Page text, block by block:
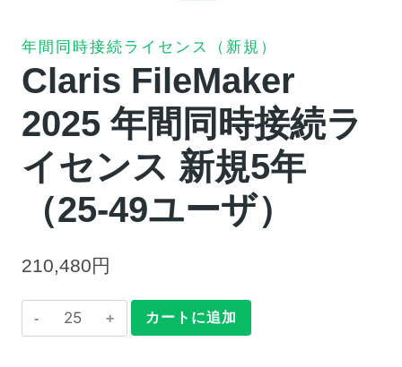
年間同時接続ライセンス（新規）
Claris FileMaker
2025 年間同時接続ラ
イセンス 新規5年
（25-49ユーザ）
210,480円
Claris
FileMaker
カートに追加